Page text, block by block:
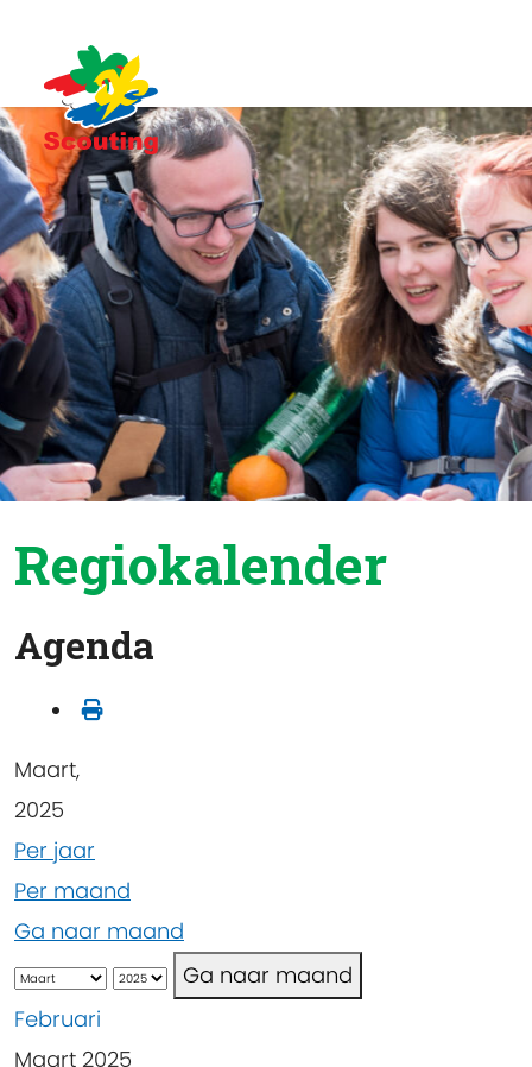
Regiokalender
Agenda
Maart,
2025
Per jaar
Per maand
Ga naar maand
Ga naar maand
Februari
Maart 2025